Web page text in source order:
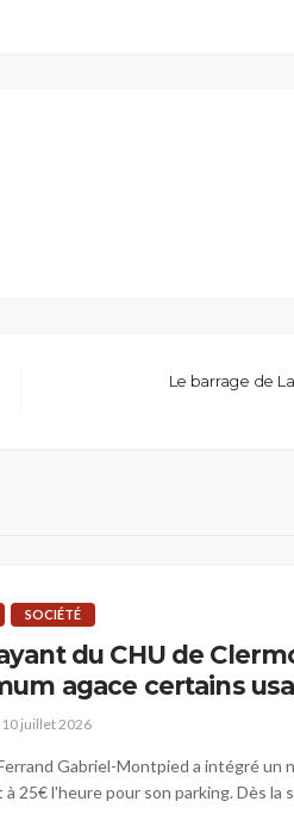
Le barrage de
SOCIÉTÉ
du CHU de
agace certains
10 juillet 2026
Gabriel-Montpied a intégré un
25€ l'heure pour son parking. Dès la